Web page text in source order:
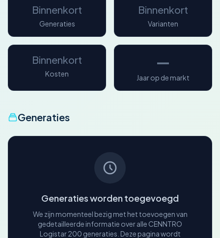
Binnenkort
Generaties
Binnenkort
Varianten
Binnenkort
Kosten
—
Jaar op de markt
Generaties
Generaties worden toegevoegd
We zijn momenteel bezig met het toevoegen van
gedetailleerde informatie over alle CENNTRO
Logistar 200 generaties. Deze pagina wordt